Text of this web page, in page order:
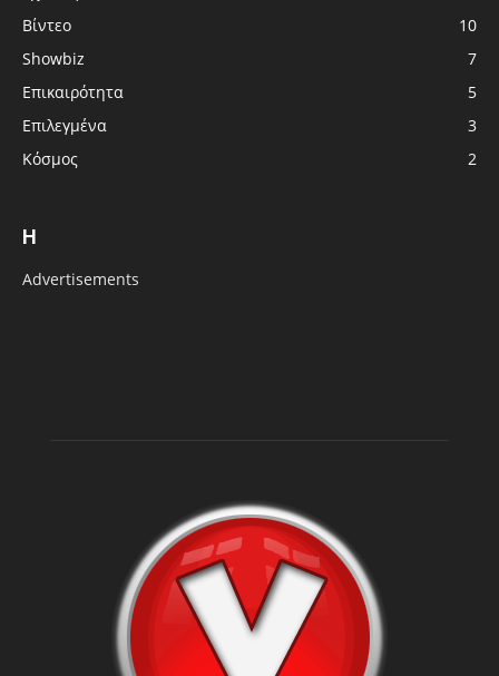
Βίντεο
10
Showbiz
7
Επικαιρότητα
5
Επιλεγμένα
3
Κόσμος
2
H
Advertisements